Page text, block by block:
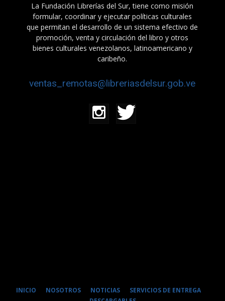
La Fundación Librerías del Sur, tiene como misión
formular, coordinar y ejecutar políticas culturales
que permitan el desarrollo de un sistema efectivo de
promoción, venta y circulación del libro y otros
bienes culturales venezolanos, latinoamericano y
caribeño.
ventas_remotas@libreriasdelsur.gob.ve
INICIO NOSOTROS NOTICIAS
SERVICIOS DE ENTREGA